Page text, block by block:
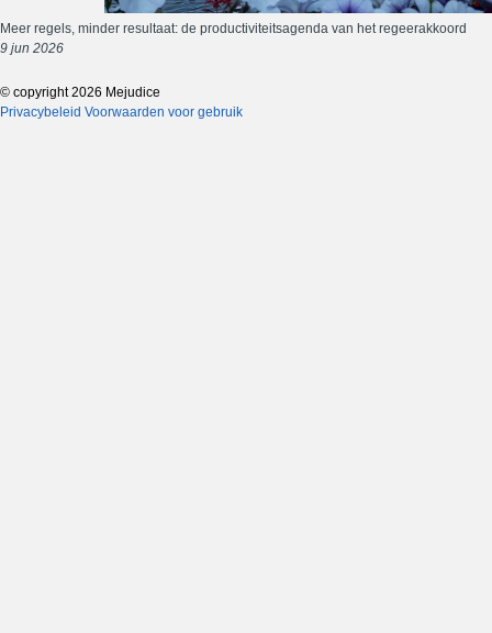
Meer regels, minder resultaat: de productiviteitsagenda van het regeerakkoord
9 jun 2026
© copyright 2026 Mejudice
Privacybeleid Voorwaarden voor gebruik